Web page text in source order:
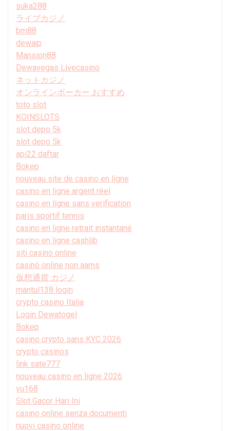
suka288
ライブカジノ
bm88
dewajp
Mansion88
Dewavegas Livecasino
ネットカジノ
オンラインポーカー おすすめ
toto slot
KOINSLOTS
slot depo 5k
slot depo 5k
api22 daftar
Bokep
nouveau site de casino en ligne
casino en ligne argent réel
casino en ligne sans verification
paris sportif tennis
casino en ligne retrait instantané
casino en ligne cashlib
siti casino online
casinò online non aams
仮想通貨 カジノ
mantul138 login
crypto casino Italia
Login Dewatogel
Bokep
casino crypto sans KYC 2026
crypto casinos
link sate777
nouveau casino en ligne 2026
vu168
Slot Gacor Hari Ini
casino online senza documenti
nuovi casino online